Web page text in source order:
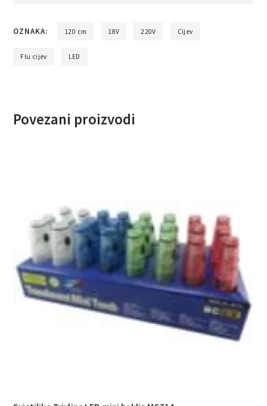
OZNAKA: 120 cm 18V 220V Cijev
Flu cijev LED
Povezani proizvodi